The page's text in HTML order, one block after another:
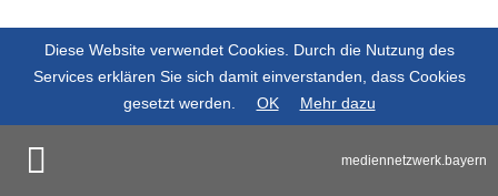
mediennetzwerk.bayern
Diese Website verwendet Cookies. Durch die Nutzung des
Services erklären Sie sich damit einverstanden, dass Cookies
gesetzt werden.
OK Mehr dazu